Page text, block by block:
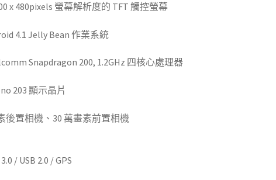
x 480pixels 螢幕解析度的 TFT 觸控螢幕
4.1 Jelly Bean 作業系統
Snapdragon 200, 1.2GHz 四核心處理器
203 顯示晶片
後置相機、30 萬畫素前置相機
/ USB 2.0 / GPS